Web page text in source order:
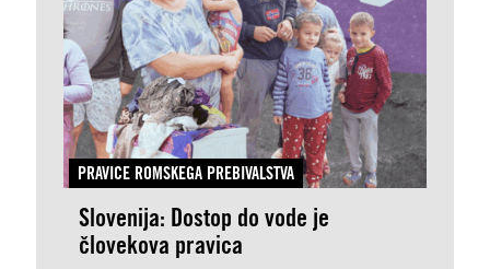
PRAVICE ROMSKEGA PREBIVALSTVA
Slovenija: Dostop do vode je
človekova pravica